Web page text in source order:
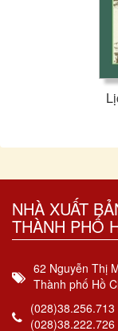
NHÀ XUẤT
THÀNH PHỐ
62 Nguyễn Thị
Thành phố Hồ
(028)38.222.726